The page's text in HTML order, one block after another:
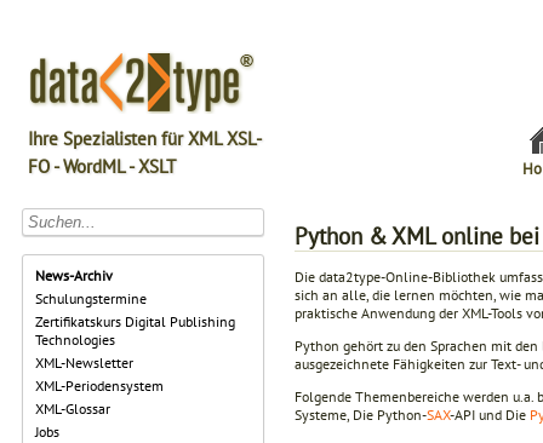
Ihre Spezialisten für XML XSL-
FO - WordML - XSLT
News-Archiv
Schulungstermine
Zertifikatskurs Digital Publishing
Technologies
XML-Newsletter
XML-Periodensystem
XML-Glossar
Jobs
Python & XML online
Die data2type-Online-Bibliothek
sich an alle, die lernen möchten, wie
praktische Anwendung der XML-Tools
Python gehört zu den Sprachen mit
ausgezeichnete Fähigkeiten zur Text-
Folgende Themenbereiche werden
Systeme, Die Python-SAX-API und Die